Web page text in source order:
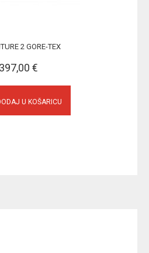
2 GORE-TEX
397,00 €
U KOŠARICU